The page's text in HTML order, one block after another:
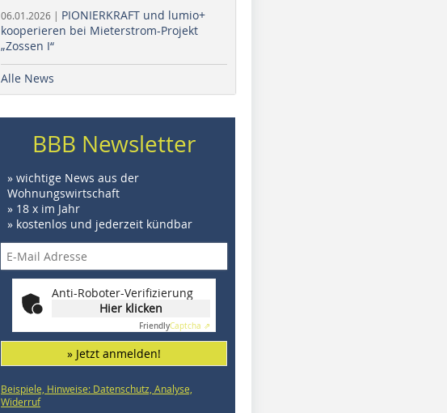
06.01.2026 | PIONIERKRAFT und lumio+
kooperieren bei Mieterstrom-Projekt
„Zossen I“
Alle News
BBB Newsletter
» wichtige News aus der
Wohnungswirtschaft
» 18 x im Jahr
» kostenlos und jederzeit kündbar
Anti-Roboter-Verifizierung
Hier klicken
FriendlyCaptcha ⇗
» Jetzt anmelden!
Beispiele, Hinweise: Datenschutz, Analyse,
Widerruf